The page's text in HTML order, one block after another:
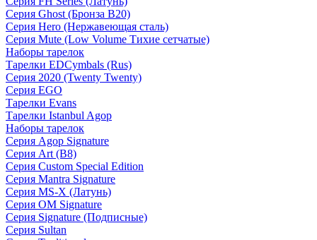
Серия Ghost (Бронза B20)
Серия Hero (Нержавеющая сталь)
Серия Mute (Low Volume Тихие сетчатые)
Наборы тарелок
Тарелки EDCymbals (Rus)
Серия 2020 (Twenty Twenty)
Серия EGO
Тарелки Evans
Тарелки Istanbul Agop
Наборы тарелок
Серия Agop Signature
Серия Art (B8)
Серия Custom Special Edition
Серия Mantra Signature
Серия MS-X (Латунь)
Серия OM Signature
Серия Signature (Подписные)
Серия Sultan